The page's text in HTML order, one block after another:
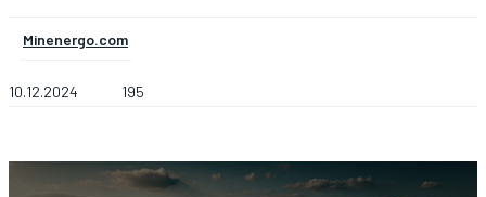
Minenergo.com
10.12.2024 195